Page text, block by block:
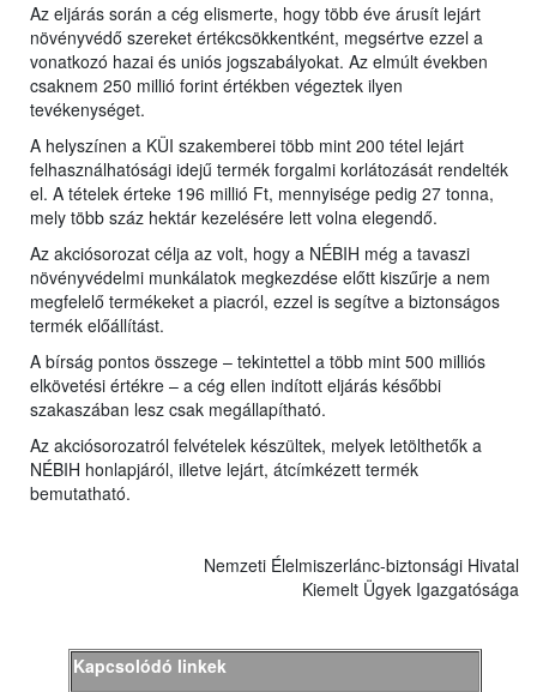
Az eljárás során a cég elismerte, hogy több éve árusít lejárt
növényvédő szereket értékcsökkentként, megsértve ezzel a
vonatkozó hazai és uniós jogszabályokat. Az elmúlt években
csaknem 250 millió forint értékben végeztek ilyen
tevékenységet.
A helyszínen a KÜI szakemberei több mint 200 tétel lejárt
felhasználhatósági idejű termék forgalmi korlátozását rendelték
el. A tételek érteke 196 millió Ft, mennyisége pedig 27 tonna,
mely több száz hektár kezelésére lett volna elegendő.
Az akciósorozat célja az volt, hogy a NÉBIH még a tavaszi
növényvédelmi munkálatok megkezdése előtt kiszűrje a nem
megfelelő termékeket a piacról, ezzel is segítve a biztonságos
termék előállítást.
A bírság pontos összege – tekintettel a több mint 500 milliós
elkövetési értékre – a cég ellen indított eljárás későbbi
szakaszában lesz csak megállapítható.
Az akciósorozatról felvételek készültek, melyek letölthetők a
NÉBIH honlapjáról, illetve lejárt, átcímkézett termék
bemutatható.
Nemzeti Élelmiszerlánc-biztonsági Hivatal
Kiemelt Ügyek Igazgatósága
Kapcsolódó linkek